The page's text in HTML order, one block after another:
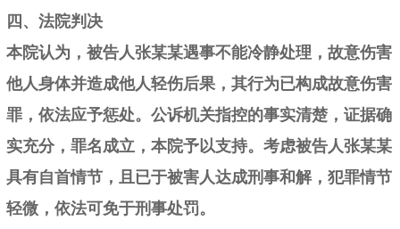
四、法院判决
本院认为，被告人张某某遇事不能冷静处理，故意伤害
他人身体并造成他人轻伤后果，其行为已构成故意伤害
罪，依法应予惩处。公诉机关指控的事实清楚，证据确
实充分，罪名成立，本院予以支持。考虑被告人张某某
具有自首情节，且已于被害人达成刑事和解，犯罪情节
轻微，依法可免于刑事处罚。